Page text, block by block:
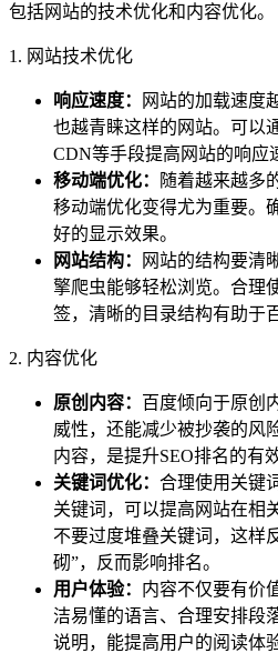
包括网站的技术优化和内容优化。
1. 网站技术优化
响应速度：
网站的加载速度
也越青睐这样的网站。可以
CDN等手段提高网站的响应
移动端优化：
随着越来越多
移动端优化变得尤为重要。
好的显示效果。
网站结构：
网站的结构要清
擎爬虫能够轻松浏览。合理
签，清晰的目录结构有助于
2. 内容优化
原创内容： 百度倾向于原创
威性，还能减少被抄袭的风
内容，是提升SEO排名的有
关键词优化： 合理使用关键
关键词，可以提高网站在相
不要过度堆叠关键词，这样
砌”，反而影响排名。
用户体验： 内容不仅要有价
洁易懂的语言、合理安排段
说明，能提高用户的阅读体验